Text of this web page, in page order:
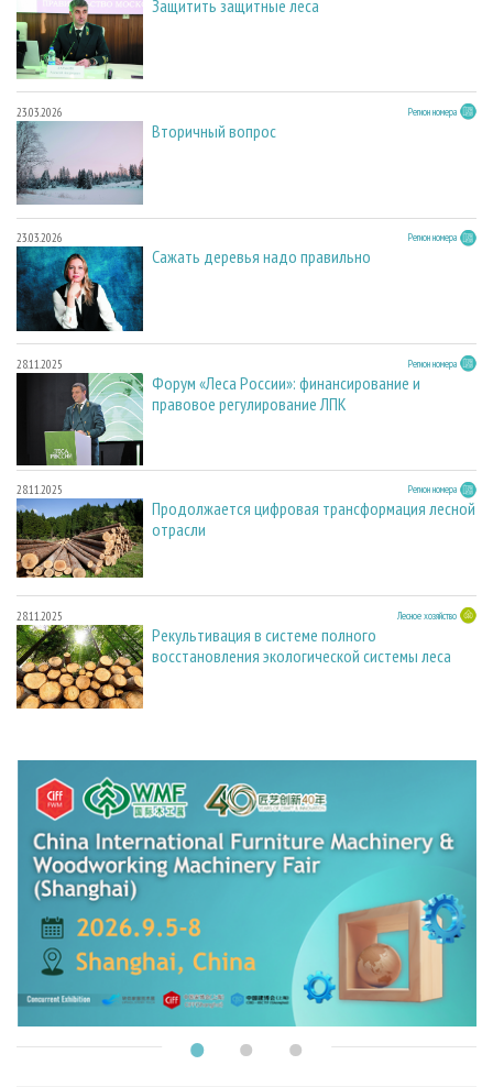
Защитить защитные леса
23.03.2026 Регион номера
Вторичный вопрос
23.03.2026 Регион номера
Сажать деревья надо правильно
28.11.2025 Регион номера
Форум «Леса России»: финансирование и
правовое регулирование ЛПК
28.11.2025 Регион номера
Продолжается цифровая трансформация лесной
отрасли
28.11.2025 Лесное хозяйство
Рекультивация в системе полного
восстановления экологической системы леса